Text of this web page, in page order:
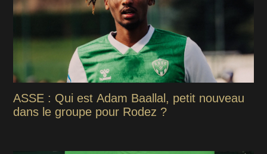
ASSE : Qui est Adam Baallal, petit nouveau
dans le groupe pour Rodez ?